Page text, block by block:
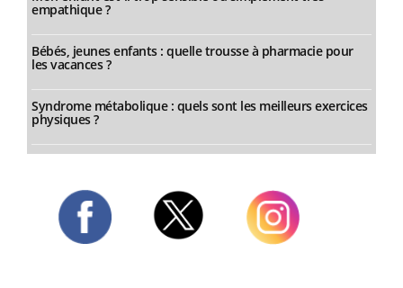
empathique ?
Bébés, jeunes enfants : quelle trousse à pharmacie pour
les vacances ?
Syndrome métabolique : quels sont les meilleurs exercices
physiques ?